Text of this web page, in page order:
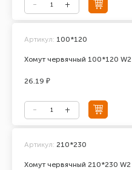
Хомут червячный 100*120 W2
Артикул: 100*120
26.19 ₽
Хомут червячный 210*230 W2
Артикул: 210*230